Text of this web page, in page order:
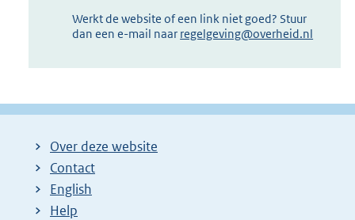
Werkt de website of een link niet goed? Stuur
dan een e-mail naar regelgeving@overheid.nl
Over deze website
Contact
English
Help